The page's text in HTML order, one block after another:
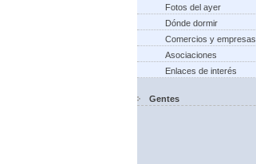
Fotos del ayer
Dónde dormir
Comercios y empresas
Asociaciones
Enlaces de interés
Gentes